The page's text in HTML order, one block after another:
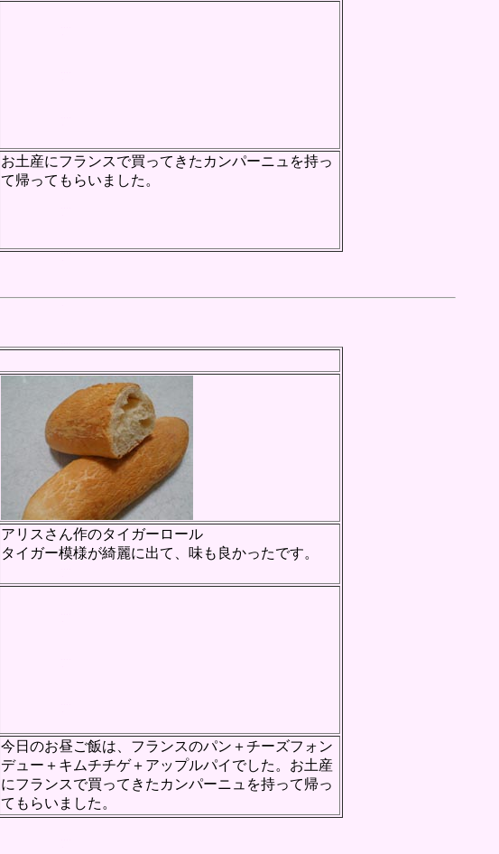
お土産にフランスで買ってきたカンパーニュを持っ
て帰ってもらいました。
アリスさん作のタイガーロール
タイガー模様が綺麗に出て、味も良かったです。
今日のお昼ご飯は、フランスのパン＋チーズフォン
デュー＋キムチチゲ＋アップルパイでした。お土産
にフランスで買ってきたカンパーニュを持って帰っ
てもらいました。